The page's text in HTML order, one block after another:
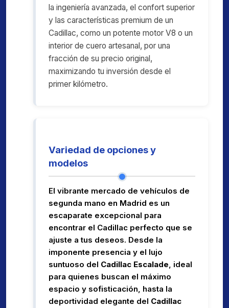
la ingeniería avanzada, el confort superior
y las características premium de un
Cadillac, como un potente motor V8 o un
interior de cuero artesanal, por una
fracción de su precio original,
maximizando tu inversión desde el
primer kilómetro.
Variedad de opciones y
modelos
El vibrante mercado de vehículos de
segunda mano en Madrid es un
escaparate excepcional para
encontrar el Cadillac perfecto que se
ajuste a tus deseos. Desde la
imponente presencia y el lujo
suntuoso del Cadillac Escalade, ideal
para quienes buscan el máximo
espacio y sofisticación, hasta la
deportividad elegante del Cadillac